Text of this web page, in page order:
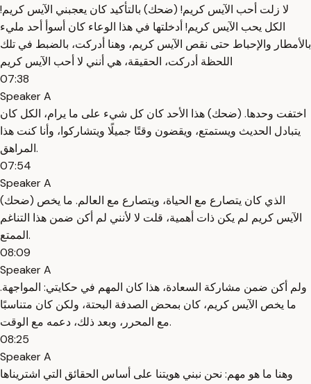
لا زلت أحب الآيس كريم! (ضحك) بالتأكيد كان يعجبني الآيس كريم!
الكل يحب الآيس كريم! أدخلتها في هذا الوعاء كان أسوأ أحد مليء
بالأمطار والإحباط حتى نقص الآيس كريم، وهنا أدركت، بالضبط في تلك
اللحظة أدركت، الحقيقة، هي أنني لا أحب الآيس كريم
07:38
Speaker A
اختفت وحدها. (ضحك) هذا الأحد كان كل شيء على ما يرام، الكل كان
يتبادل الحديث ويستمتع، ويقضون وقتًا جميلًا ويتشاركوا، وأنا كنت هذا
المراهق.
07:54
Speaker A
(ضحك) الذي كان يتصارع مع الحياة، ويتصارع مع العالم. ما يخص
الآيس كريم لم يكن ذات أهمية، قلت لا لأنني لم أكن ضمن هذا التناغم
الممتع.
08:09
Speaker A
ولم أكن ضمن مشاركة السعادة، هذا كان المهم في حكايتي: المواجهة.
ما يخص الآيس كريم، كان بمحض الصدفة البحتة، ولكن كان متناسبًا
مع المحرر، وبعد ذلك، دعمه مع الوقت.
08:25
Speaker A
وهنا ما هو مهم: نحن نبني هويتنا على أساس الحقائق التي اشتريناها